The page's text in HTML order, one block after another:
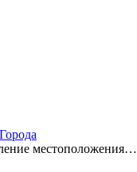
Города
местоположения…